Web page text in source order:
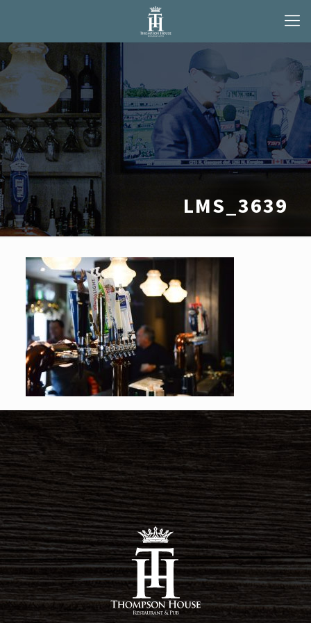
LMS_3639